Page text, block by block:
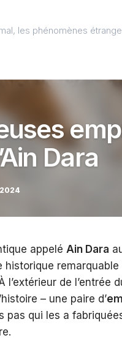
les phénomènes
Dara
appelé Ain Dara
remarquable
l’extérieur de l’entrée
– une paire d’
pas qui les a